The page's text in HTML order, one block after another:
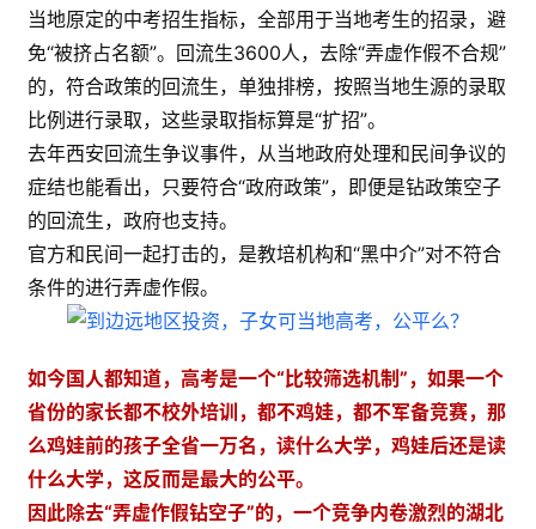
当地原定的中考招生指标，全部用于当地考生的招录，避
免“被挤占名额”。回流生3600人，去除“弄虚作假不合规”
的，符合政策的回流生，单独排榜，按照当地生源的录取
比例进行录取，这些录取指标算是“扩招”。
去年西安回流生争议事件，从当地政府处理和民间争议的
症结也能看出，只要符合“政府政策”，即便是钻政策空子
的回流生，政府也支持。
官方和民间一起打击的，是教培机构和“黑中介”对不符合
条件的进行弄虚作假。
如今国人都知道，高考是一个“比较筛选机制”，如果一个
省份的家长都不校外培训，都不鸡娃，都不军备竞赛，那
么鸡娃前的孩子全省一万名，读什么大学，鸡娃后还是读
什么大学，这反而是最大的公平。
因此除去“弄虚作假钻空子”的，一个竞争内卷激烈的湖北